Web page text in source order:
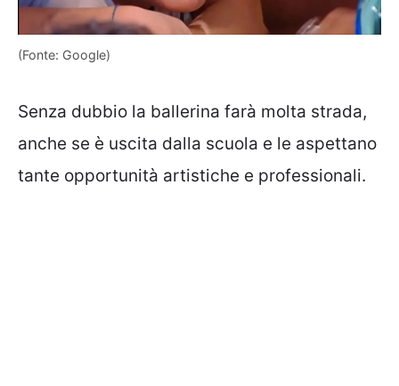
(Fonte: Google)
Senza dubbio la ballerina farà molta strada,
anche se è uscita dalla scuola e le aspettano
tante opportunità artistiche e professionali.